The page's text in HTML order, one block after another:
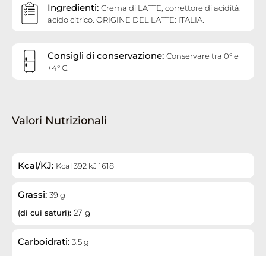
Ingredienti: Crema di LATTE, correttore di acidità:
acido citrico. ORIGINE DEL LATTE: ITALIA.
Consigli di conservazione: Conservare tra 0° e
+4° C.
Valori Nutrizionali
Kcal/KJ: Kcal 392 kJ 1618
Grassi: 39 g
(di cui saturi): 27 g
Carboidrati: 3.5 g